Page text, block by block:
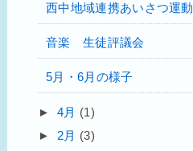
西中地域連携あいさつ運動
音楽 生徒評議会
5月・6月の様子
► 4月 (1)
► 2月 (3)